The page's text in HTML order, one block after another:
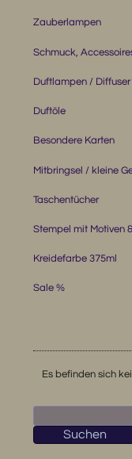
Zauberlampen
Schmuck,
Duftlampen / Diffuser
Duftöle
Besondere Karten
Mitbringsel / kleine
Taschentücher
Stempel mit Motiven
Kreidefarbe 375ml
Sale %
Es befinden sich
nach:
Suchen